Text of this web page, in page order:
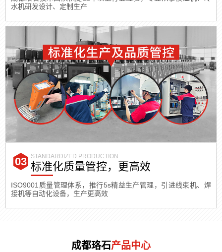
水机研发设计、定制生产
STANDARDIZED PRODUCTION
标准化质量管控，更高效
ISO9001质量管理体系，推行5s精益生产管理，引进线束机、焊
接机等自动化设备，生产更高效
成都珞石产品中心